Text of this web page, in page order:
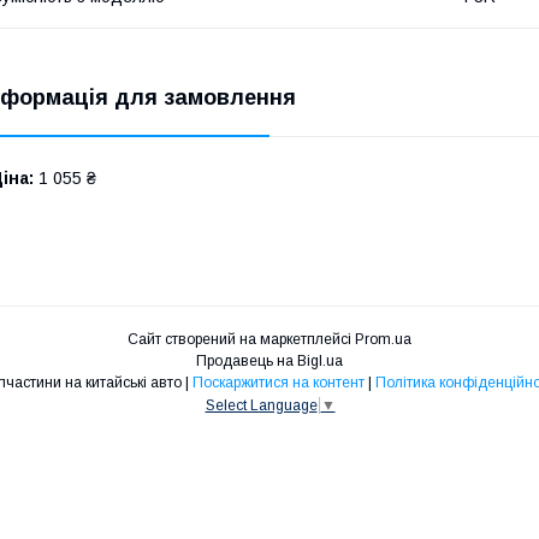
для замовлення
1 055 ₴
Сайт створений на маркетплейсі Prom.ua
Продавець на Bigl.ua
Запчастини на китайські авто | Поскаржитися на контент | Політика
Select Language ▼